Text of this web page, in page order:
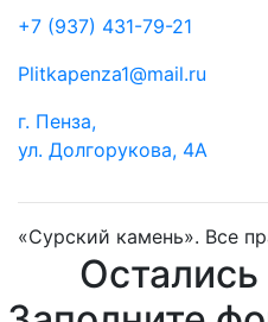
+7 (937) 431-79-21
Plitkapenza1@mail.ru
г. Пенза,
ул. Долгорукова, 4А
«Сурский камень». Все